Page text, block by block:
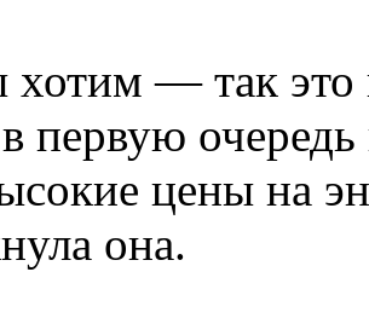
— так это
первую
цены на
она.